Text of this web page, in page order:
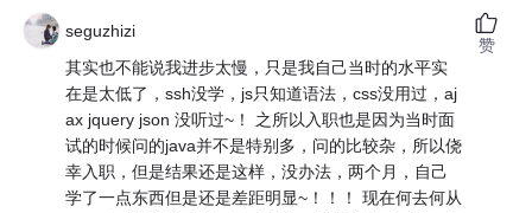
seguzhizi
其实也不能说我进步太慢，只是我自己当时的水平实
在是太低了，ssh没学，js只知道语法，css没用过，aj
ax jquery json 没听过~！ 之所以入职也是因为当时面
试的时候问的java并不是特别多，问的比较杂，所以侥
幸入职，但是结果还是这样，没办法，两个月，自己
学了一点东西但是还是差距明显~！！！ 现在何去何从
赞